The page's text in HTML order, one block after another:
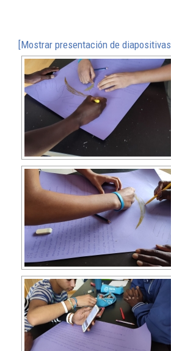
[Mostrar presentación de diapositivas]